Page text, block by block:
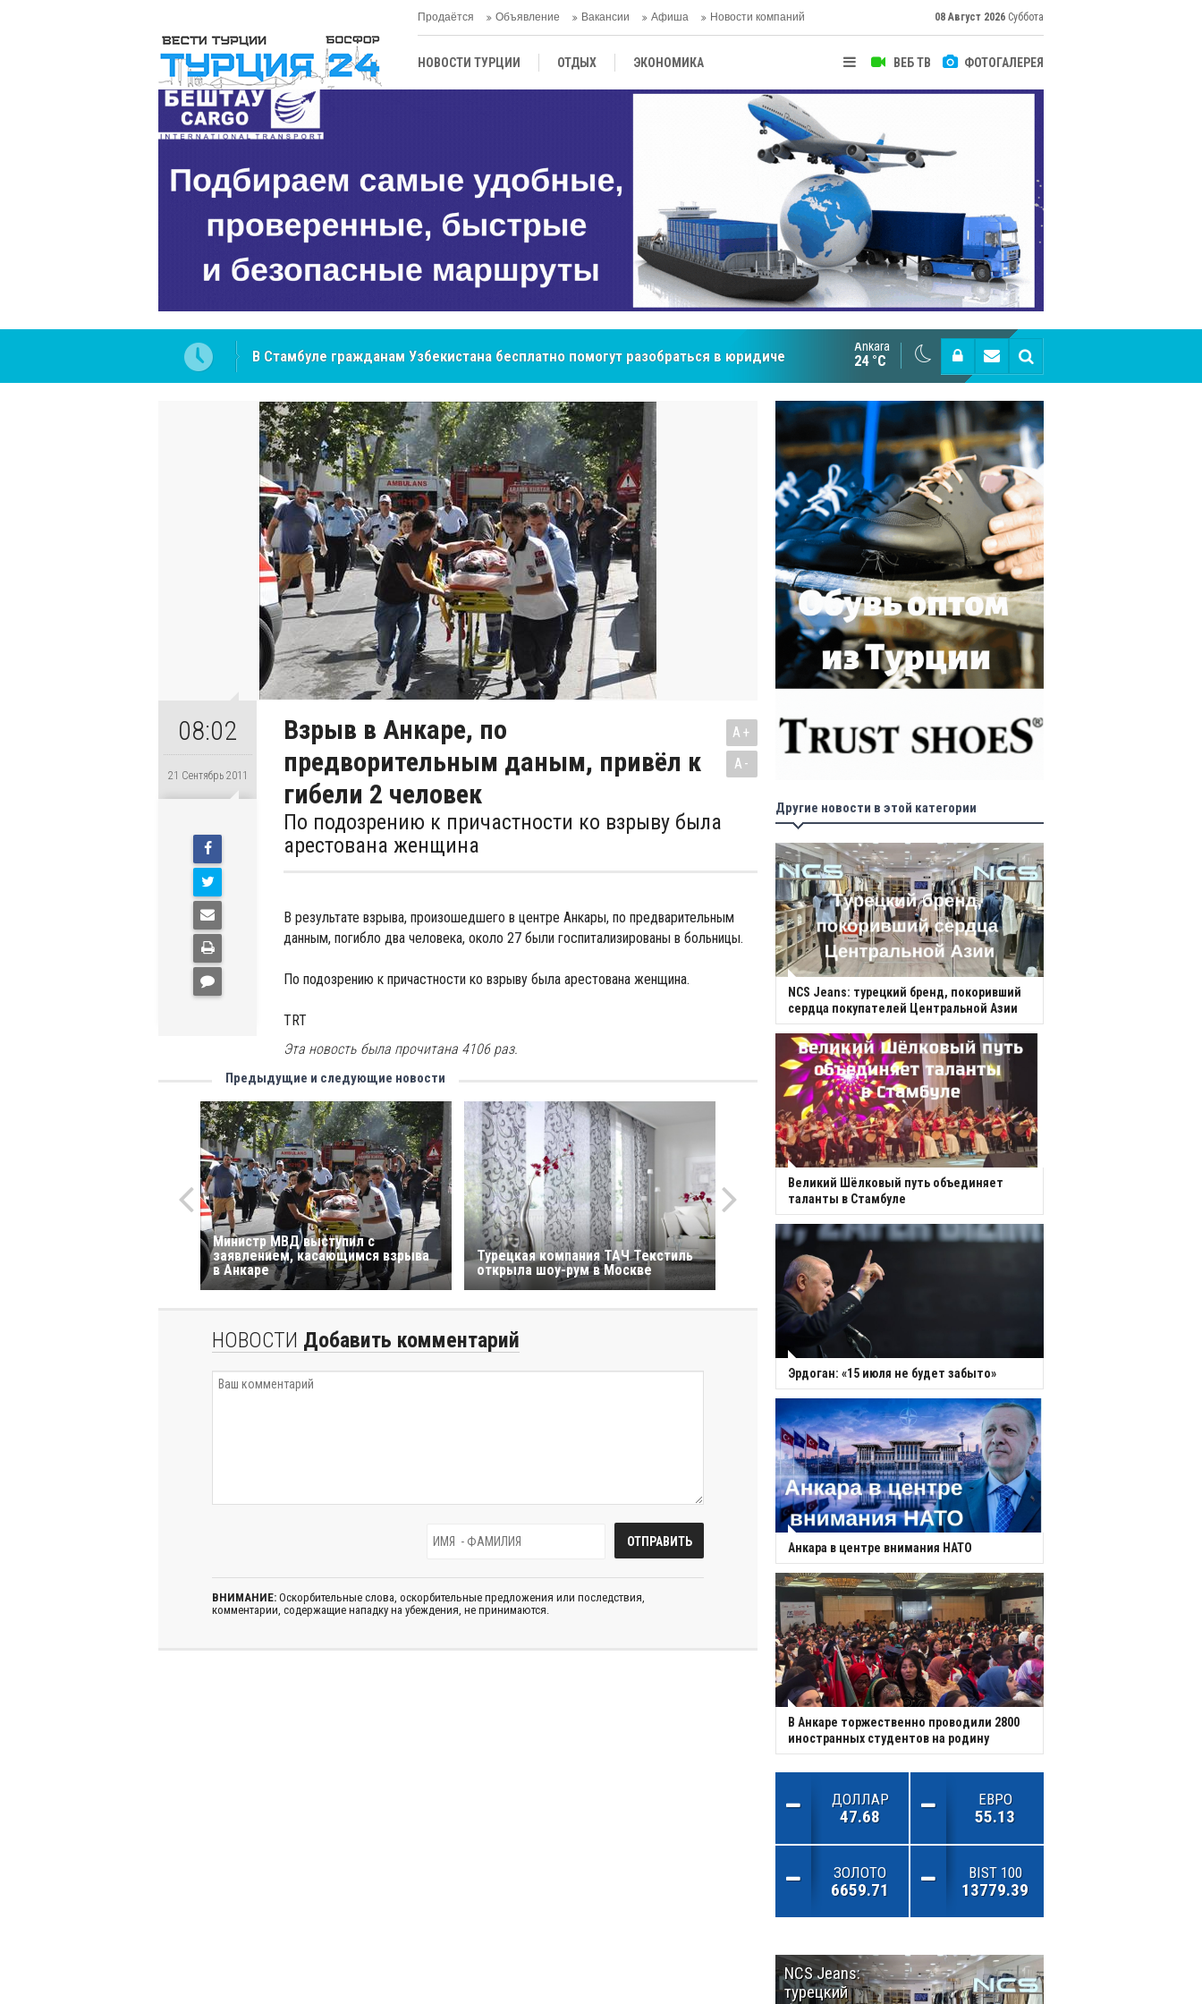
Продаётся Объявление Вакансии Афиша Новости компаний 08 Август 2026 Суббота
ВЕБ ТВ ФОТОГАЛЕРЕЯ
НОВОСТИ ТУРЦИИ ОТДЫХ ЭКОНОМИКА
ЦЕНТРАЛЬНАЯ АЗИЯ
В Стамбуле гражданам Узбекистана бесплатно помогут разобраться в юридических
NCS Jeans: турецкий бренд, покоривший сердца покупателей Центральной Азии
Cottonhill покоряет мировые рынки
Ankara
24 °C
08:02
21 Сентябрь 2011
Взрыв в Анкаре, по
предворительным даным, привёл к
гибели 2 человек
По подозрению к причастности ко взрыву была
арестована женщина
A+
A-
В результате взрыва, произошедшего в центре Анкары, по предварительным
данным, погибло два человека, около 27 были госпитализированы в больницы.
По подозрению к причастности ко взрыву была арестована женщина.
TRT
Эта новость была прочитана 4106 раз.
Предыдущие и следующие новости
Министр МВД выступил с
заявлением, касающимся взрыва
в Анкаре
Турецкая компания ТАЧ Текстиль
открыла шоу-рум в Москве
НОВОСТИ Добавить комментарий
ВНИМАНИЕ: Оскорбительные слова, оскорбительные предложения или последствия,
комментарии, содержащие нападку на убеждения, не принимаются.
Другие новости в этой категории
NCS Jeans: турецкий бренд, покоривший
сердца покупателей Центральной Азии
Великий Шёлковый путь объединяет
таланты в Стамбуле
Эрдоган: «15 июля не будет забыто»
Анкара в центре внимания НАТО
В Анкаре торжественно проводили 2800
иностранных студентов на родину
ДОЛЛАР
47.68
ЕВРО
55.13
ЗОЛОТО
6659.71
BIST 100
13779.39
NCS Jeans:
турецкий